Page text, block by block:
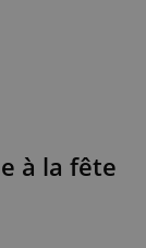
à la fête